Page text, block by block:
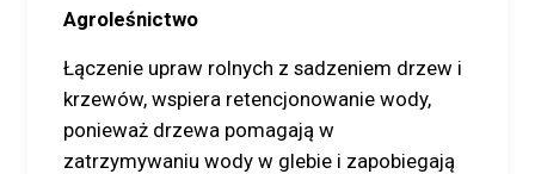
Agroleśnictwo
Łączenie upraw rolnych z sadzeniem drzew i
krzewów, wspiera retencjonowanie wody,
ponieważ drzewa pomagają w
zatrzymywaniu wody w glebie i zapobiegają